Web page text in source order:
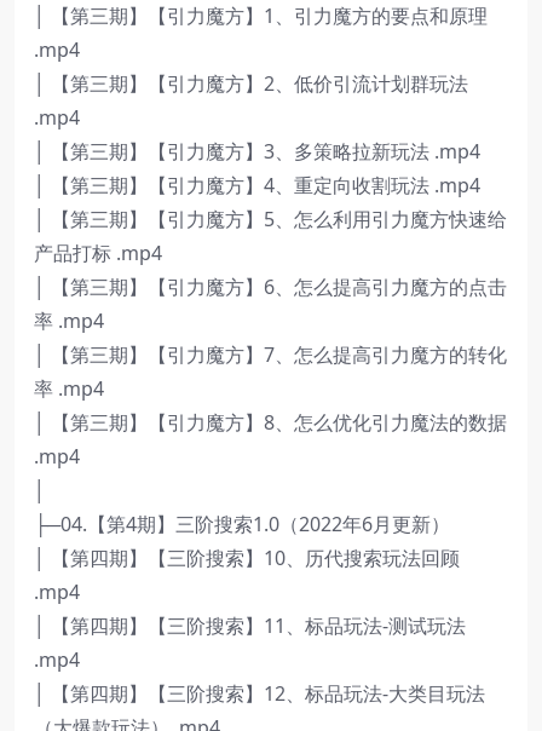
│ 【第三期】【引力魔方】1、引力魔方的要点和原理
.mp4
│ 【第三期】【引力魔方】2、低价引流计划群玩法
.mp4
│ 【第三期】【引力魔方】3、多策略拉新玩法 .mp4
│ 【第三期】【引力魔方】4、重定向收割玩法 .mp4
│ 【第三期】【引力魔方】5、怎么利用引力魔方快速给
产品打标 .mp4
│ 【第三期】【引力魔方】6、怎么提高引力魔方的点击
率 .mp4
│ 【第三期】【引力魔方】7、怎么提高引力魔方的转化
率 .mp4
│ 【第三期】【引力魔方】8、怎么优化引力魔法的数据
.mp4
├─04.【第4期】三阶搜索1.0（2022年6月更新）
│ 【第四期】【三阶搜索】10、历代搜索玩法回顾
.mp4
│ 【第四期】【三阶搜索】11、标品玩法-测试玩法
.mp4
│ 【第四期】【三阶搜索】12、标品玩法-大类目玩法